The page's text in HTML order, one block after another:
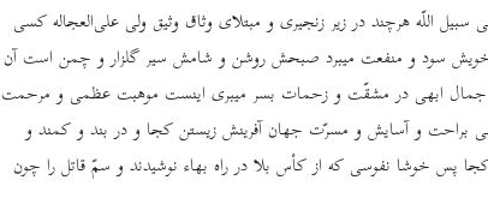
سبیل اللّه هرچند در زیر زنجیری و مبتلای وثاق وثیق ولی علی‌العجاله کسی
خویش سود و منفعت میبرد صبحش روشن و شامش سیر گلزار و چمن است آن
ابهی در مشقّت و زحمات بسر میبری اینست موهبت عظمی و مرحمت
براحت و آسایش و مسرّت جهان آفرینش زیستن کجا و در بند و کمند و
پس خوشا نفوسی که از کأس بلا در راه بهاء نوشیدند و سمّ قاتل را چون